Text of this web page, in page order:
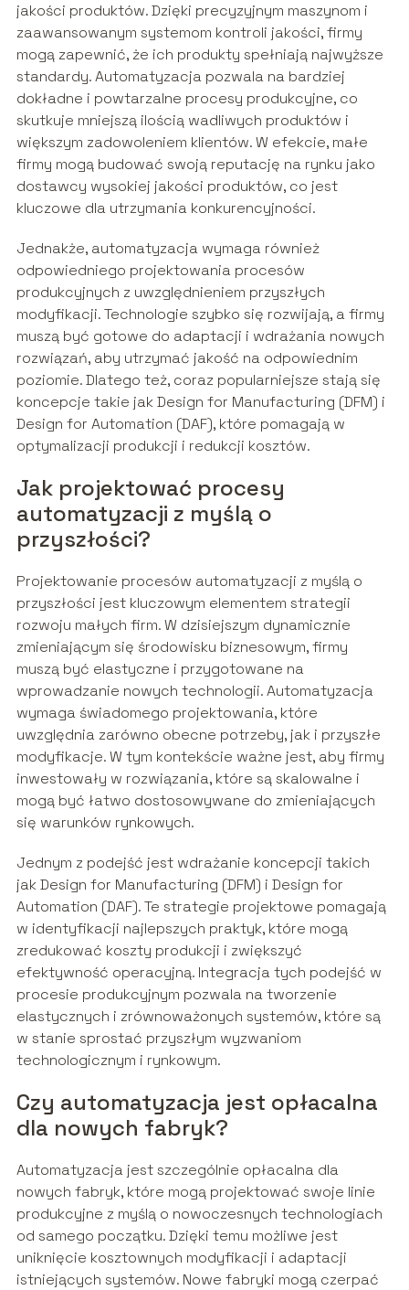
jakości produktów. Dzięki precyzyjnym maszynom i
zaawansowanym systemom kontroli jakości, firmy
mogą zapewnić, że ich produkty spełniają najwyższe
standardy. Automatyzacja pozwala na bardziej
dokładne i powtarzalne procesy produkcyjne, co
skutkuje mniejszą ilością wadliwych produktów i
większym zadowoleniem klientów. W efekcie, małe
firmy mogą budować swoją reputację na rynku jako
dostawcy wysokiej jakości produktów, co jest
kluczowe dla utrzymania konkurencyjności.
Jednakże, automatyzacja wymaga również
odpowiedniego projektowania procesów
produkcyjnych z uwzględnieniem przyszłych
modyfikacji. Technologie szybko się rozwijają, a firmy
muszą być gotowe do adaptacji i wdrażania nowych
rozwiązań, aby utrzymać jakość na odpowiednim
poziomie. Dlatego też, coraz popularniejsze stają się
koncepcje takie jak Design for Manufacturing (DFM) i
Design for Automation (DAF), które pomagają w
optymalizacji produkcji i redukcji kosztów.
Jak projektować procesy
automatyzacji z myślą o
przyszłości?
Projektowanie procesów automatyzacji z myślą o
przyszłości jest kluczowym elementem strategii
rozwoju małych firm. W dzisiejszym dynamicznie
zmieniającym się środowisku biznesowym, firmy
muszą być elastyczne i przygotowane na
wprowadzanie nowych technologii. Automatyzacja
wymaga świadomego projektowania, które
uwzględnia zarówno obecne potrzeby, jak i przyszłe
modyfikacje. W tym kontekście ważne jest, aby firmy
inwestowały w rozwiązania, które są skalowalne i
mogą być łatwo dostosowywane do zmieniających
się warunków rynkowych.
Jednym z podejść jest wdrażanie koncepcji takich
jak Design for Manufacturing (DFM) i Design for
Automation (DAF). Te strategie projektowe pomagają
w identyfikacji najlepszych praktyk, które mogą
zredukować koszty produkcji i zwiększyć
efektywność operacyjną. Integracja tych podejść w
procesie produkcyjnym pozwala na tworzenie
elastycznych i zrównoważonych systemów, które są
w stanie sprostać przyszłym wyzwaniom
technologicznym i rynkowym.
Czy automatyzacja jest opłacalna
dla nowych fabryk?
Automatyzacja jest szczególnie opłacalna dla
nowych fabryk, które mogą projektować swoje linie
produkcyjne z myślą o nowoczesnych technologiach
od samego początku. Dzięki temu możliwe jest
uniknięcie kosztownych modyfikacji i adaptacji
istniejących systemów. Nowe fabryki mogą czerpać